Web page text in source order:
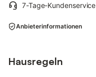
7-Tage-Kundenservice
Anbieterinformationen
Hausregeln